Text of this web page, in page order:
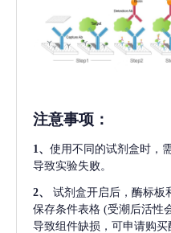
注意事项 ：
1、 使用不同的试剂盒时，
导致实验失败。
2、
试剂盒开启后，酶标板
保存条件表格 (受潮后活性
导致组件缺损，可申请购买